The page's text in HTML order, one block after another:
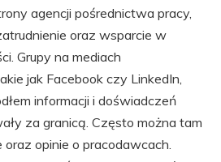
agencji pośrednictwa pracy,
oraz wsparcie w
Grupy na mediach
jak Facebook czy LinkedIn,
informacji i doświadczeń
za granicą. Często można tam
oraz opinie o pracodawcach.